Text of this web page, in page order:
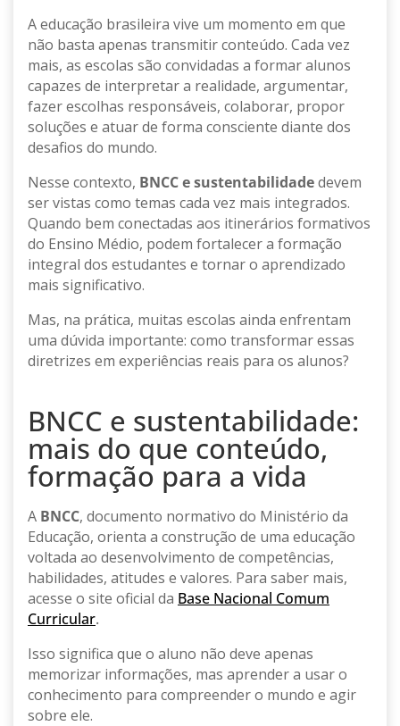
A educação brasileira vive um momento em que
não basta apenas transmitir conteúdo. Cada vez
mais, as escolas são convidadas a formar alunos
capazes de interpretar a realidade, argumentar,
fazer escolhas responsáveis, colaborar, propor
soluções e atuar de forma consciente diante dos
desafios do mundo.
Nesse contexto, BNCC e sustentabilidadedevem
ser vistas como temas cada vez mais integrados.
Quando bem conectadas aos itinerários formativos
do Ensino Médio, podem fortalecer a formação
integral dos estudantes e tornar o aprendizado
mais significativo.
Mas, na prática, muitas escolas ainda enfrentam
uma dúvida importante: como transformar essas
diretrizes em experiências reais para os alunos?
BNCC e sustentabilidade:
mais do que conteúdo,
formação para a vida
A BNCC, documento normativo do Ministério da
Educação, orienta a construção de uma educação
voltada ao desenvolvimento de competências,
habilidades, atitudes e valores. Para saber mais,
acesse o site oficial da Base Nacional Comum
Curricular.
Isso significa que o aluno não deve apenas
memorizar informações, mas aprender a usar o
conhecimento para compreender o mundo e agir
sobre ele.